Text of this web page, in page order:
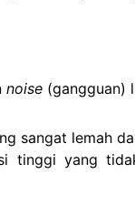
noise (gangguan)
sangat lemah
tinggi yang